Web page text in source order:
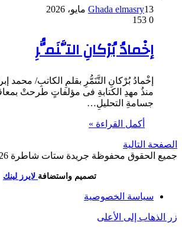
Ghada elmasry13 مايو، 2026
0
إخْمادُ بُرْكانِ التَّنَمُّرِ
إخْمادُ بُرْكانِ التَّنَمُّرِ بقلمِ الكاتبِ/ محمد
منذُ مهدِ الكتابةِ فى مؤلفاتٍ طرحتْ
جسامةِ التحليلِ…
أكمل القراءة »
الصفحة التالية
جميع الحقوق محفوظة جريدة ستات شاطرة 2026
تصميم واستضافة لايرز لينك
سياسة الخصوصية
زر الذهاب إلى الأعلى